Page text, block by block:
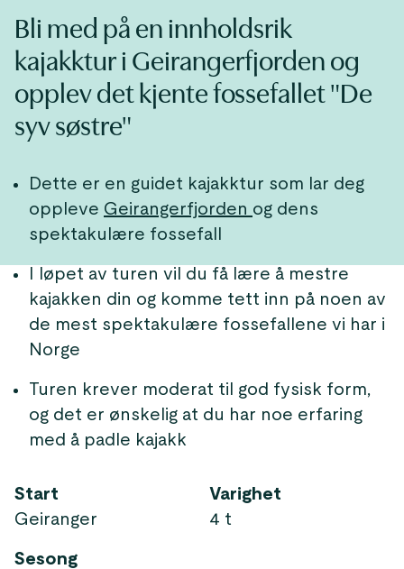
Bli med på en innholdsrik
kajakktur i Geirangerfjorden og
opplev det kjente fossefallet "De
syv søstre"
Dette er en guidet kajakktur som lar deg
oppleve Geirangerfjorden og dens
spektakulære fossefall
I løpet av turen vil du få lære å mestre
kajakken din og komme tett inn på noen av
de mest spektakulære fossefallene vi har i
Norge
Turen krever moderat til god fysisk form,
og det er ønskelig at du har noe erfaring
med å padle kajakk
Start
Geiranger
Varighet
4 t
Sesong